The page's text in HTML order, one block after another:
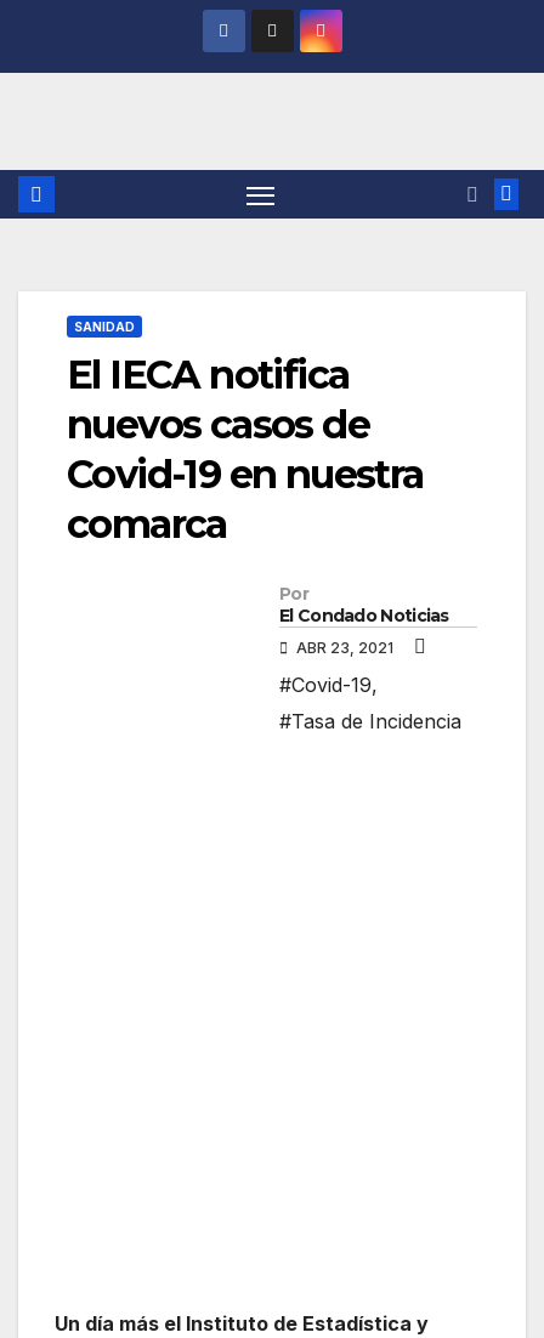
SANIDAD
El IECA notifica
nuevos casos de
Covid-19 en nuestra
comarca
Por
El Condado Noticias
ABR 23, 2021
#Covid-19,
#Tasa de Incidencia
Un día más el Instituto de Estadística y